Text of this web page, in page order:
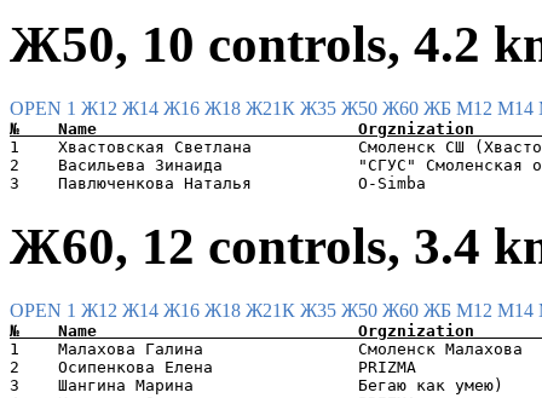
Ж50, 10 controls, 4.2
OPEN 1 Ж12 Ж14 Ж16 Ж18 Ж21К Ж35 Ж50 Ж60 ЖБ М12 М14
1    Хвастовская Светлана           Смоленск
2    Васильева Зинаида              "СГУС"
Ж60, 12 controls, 3.4
OPEN 1 Ж12 Ж14 Ж16 Ж18 Ж21К Ж35 Ж50 Ж60 ЖБ М12 М14
1    Малахова Галина                Смоленск
2    Осипенкова Елена               PRIZMA
3    Шангина Марина                 Бегаю как